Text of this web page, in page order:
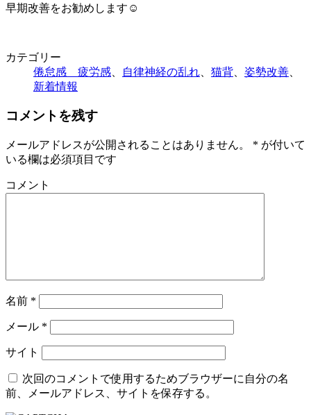
早期改善をお勧めします☺️
カテゴリー
倦怠感 疲労感
自律神経の乱れ 猫背 姿勢改善
新着情報
コメントを残す
メールアドレスが公開されることはありません。 * が付いて
いる欄は必須項目です
コメント
名前 *
メール *
サイト
次回のコメントで使用するためブラウザーに自分の名
前、メールアドレス、サイトを保存する。